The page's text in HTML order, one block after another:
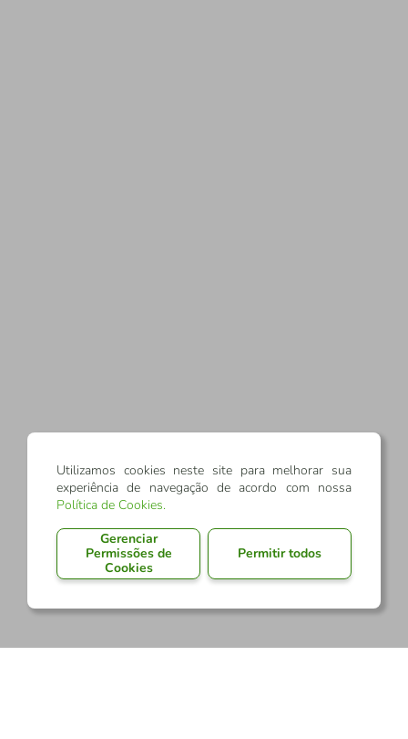
Utilizamos cookies neste site para melhorar sua
experiência de navegação de acordo com nossa
Política de Cookies.
Gerenciar
Permissões de
Cookies
Permitir todos